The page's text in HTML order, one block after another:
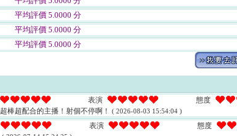
平均評價 5.0000 分
平均評價 5.0000 分
平均評價 5.0000 分
表演 態度
超棒超配合的主播！射個不停啊！ ( 2026-08-03 15:54:04 )
表演 態度